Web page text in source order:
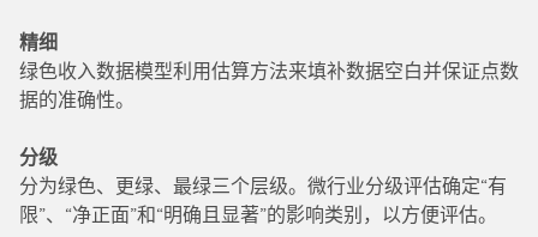
精细
绿色收入数据模型利用估算方法来填补数据空白并保证点数
据的准确性。
分级
分为绿色、更绿、最绿三个层级。微行业分级评估确定“有
限”、“净正面”和“明确且显著”的影响类别，以方便评估。